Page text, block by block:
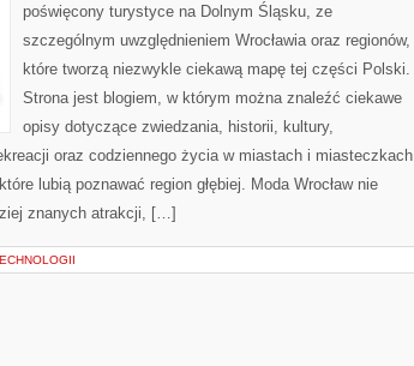
poświęcony turystyce na Dolnym Śląsku, ze
szczególnym uwzględnieniem Wrocławia oraz regionów,
które tworzą niezwykle ciekawą mapę tej części Polski.
Strona jest blogiem, w którym można znaleźć ciekawe
opisy dotyczące zwiedzania, historii, kultury,
oraz codziennego życia w miastach i miasteczkach
lubią poznawać region głębiej. Moda Wrocław nie
znanych atrakcji, […]